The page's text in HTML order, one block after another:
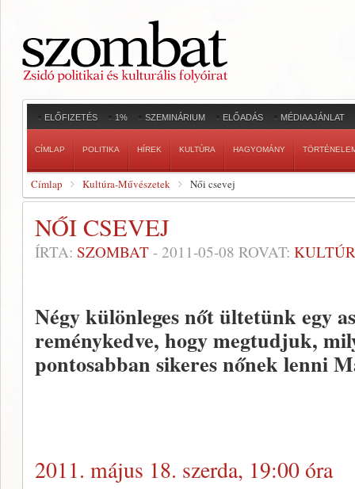
ELŐFIZETÉS 1% SZEMINÁRIUM ELŐADÁS MÉDIAAJÁNLAT
CÍMLAP POLITIKA HÍREK KULTÚRA HAGYOMÁNY
Címlap Kultúra-Művészetek Női csevej
NŐI CSEVEJ
ÍRTA: SZOMBAT - 2011-05-08 ROVAT:
Négy különleges nőt ültetünk egy
reménykedve, hogy megtudjuk,
pontosabban sikeres nőnek lenni
2011. május 18. szerda, 19:00 óra